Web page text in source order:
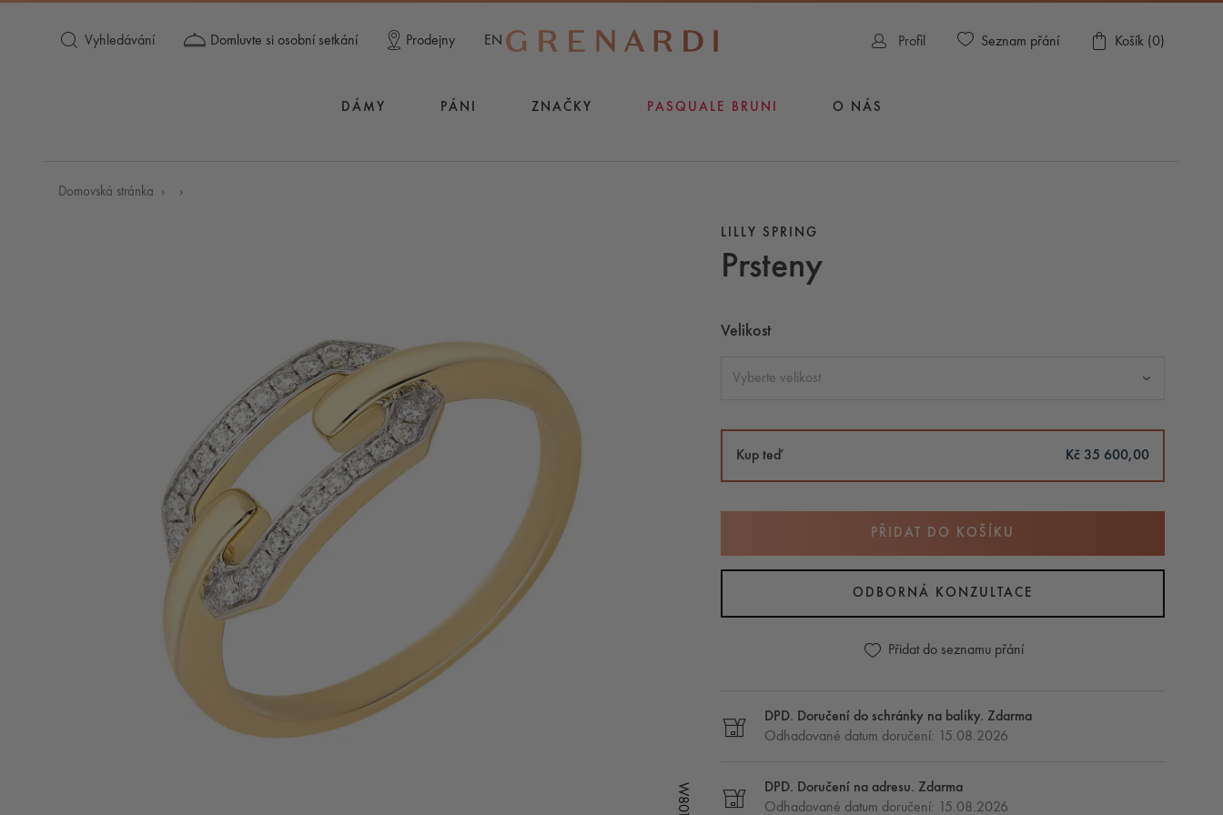
Profil Seznam přání Košík (0)
Vyhledávání Domluvte si osobní setkání Prodejny EN
DÁMY PÁNI ZNAČKY PASQUALE BRUNI O NÁS
Domovská stránka
LILLY SPRING
Prsteny
Velikost
Vyberte velikost
Kup teď Kč 35 600,00
PŘIDAT DO KOŠÍKU
ODBORNÁ KONZULTACE
Přidat do seznamu přání
DPD. Doručení do schránky na balíky. Zdarma
Odhadované datum doručení: 15.08.2026
DPD. Doručení na adresu. Zdarma
Odhadované datum doručení: 15.08.2026